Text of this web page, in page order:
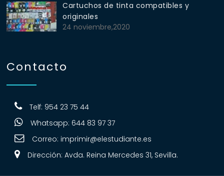
Cartuchos de tinta compatibles y
originales
24 noviembre,2020
Contacto
Telf: 954 23 75 44
Whatsapp: 644 83 97 37
Correo: imprimir@elestudiante.es
Dirección: Avda. Reina Mercedes 31, Sevilla.